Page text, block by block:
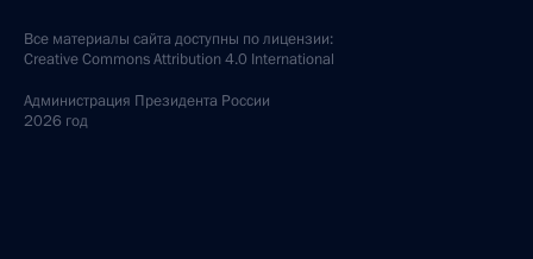
Все материалы сайта доступны по лицензии:
Creative Commons Attribution 4.0 International
Администрация Президента России
2026 год